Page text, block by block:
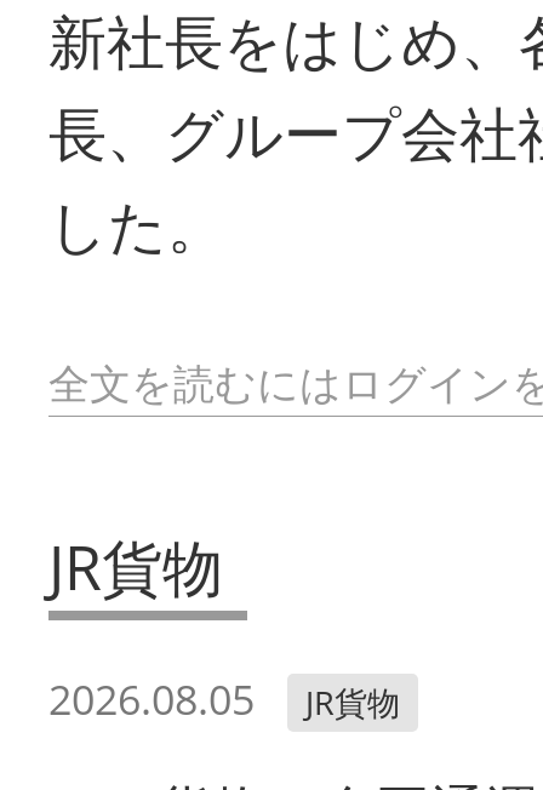
新社長をはじめ
長、グループ会
した。
全文を読むにはログイン
JR貨物
2026.08.05 JR貨物